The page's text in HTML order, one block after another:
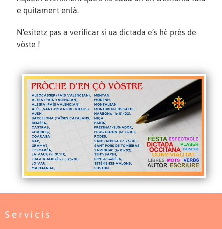
e quitament enlà.
N'esitetz pas a verificar si ua dictada e’s hè près de
vòste !
Servicis